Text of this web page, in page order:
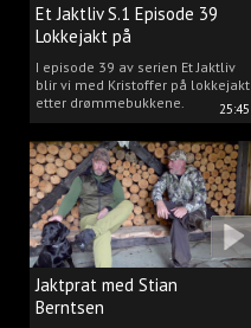
25:45
Et Jaktliv S.1 Episode 39
Lokkejakt på
drømmebukkene
I episode 39 av serien Et Jaktliv
blir vi med Kristoffer på lokkejakt
etter drømmebukkene.
Jaktprat med Stian
Berntsen